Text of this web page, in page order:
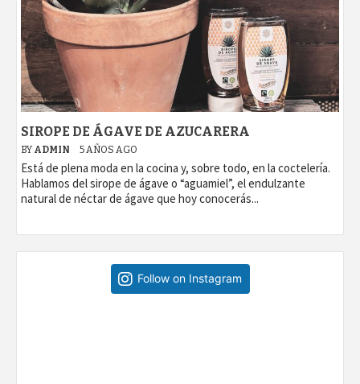
SIROPE DE ÁGAVE DE AZUCARERA
BY ADMIN 5 AÑOS AGO
Está de plena moda en la cocina y, sobre todo, en la coctelería.
Hablamos del sirope de ágave o “aguamiel”, el endulzante
natural de néctar de ágave que hoy conocerás...
Follow on Instagram